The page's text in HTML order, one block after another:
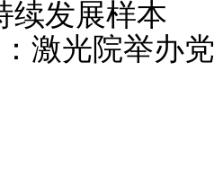
续发展样本
激光院举办